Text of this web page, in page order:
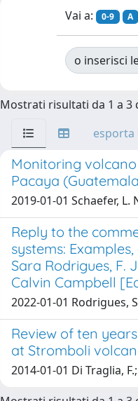
Vai a: 0-9 A
o inserisci
Mostrati risultati da 1 a 3
esporta
Monitoring
Pacaya
2019-01-01 Schaefer, L.
Reply to the
systems:
Sara Rodrigues, F.
Calvin Campbell
2022-01-01 Rodrigues,
Review of ten
at Stromboli
2014-01-01 Di Traglia,